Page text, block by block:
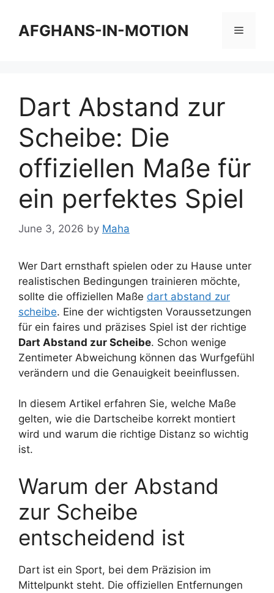
contentAFGHANS-IN-MOTION Menu
Dart Abstand zur
Scheibe: Die
offiziellen Maße für
ein perfektes Spiel
June 3, 2026 by Maha
Wer Dart ernsthaft spielen oder zu Hause unter
realistischen Bedingungen trainieren möchte,
sollte die offiziellen Maße dart abstand zur
scheibe. Eine der wichtigsten Voraussetzungen
für ein faires und präzises Spiel ist der richtige
Dart Abstand zur Scheibe. Schon wenige
Zentimeter Abweichung können das Wurfgefühl
verändern und die Genauigkeit beeinflussen.
In diesem Artikel erfahren Sie, welche Maße
gelten, wie die Dartscheibe korrekt montiert
wird und warum die richtige Distanz so wichtig
ist.
Warum der Abstand
zur Scheibe
entscheidend ist
Dart ist ein Sport, bei dem Präzision im
Mittelpunkt steht. Die offiziellen Entfernungen